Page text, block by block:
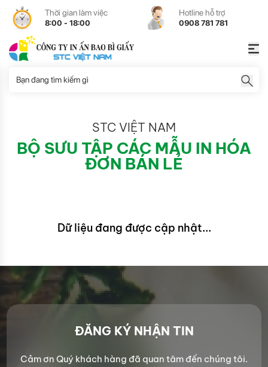
Thời gian làm việc
8:00 - 18:00
Hotline hỗ trợ
0908 781 781
STC VIỆT NAM
BỘ SƯU TẬP CÁC MẪU IN HÓA
ĐƠN BÁN LẺ
Dữ liệu đang được cập nhật...
ĐĂNG KÝ NHẬN TIN
Cảm ơn Quý khách hàng đã quan tâm đến chúng tôi.